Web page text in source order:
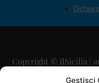
Gestisci
Copyright © ilSicilia |